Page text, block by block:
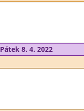
Pátek 8. 4. 2022